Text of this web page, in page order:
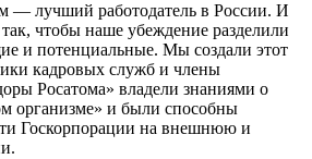
— лучший работодатель в России. И
чтобы наше убеждение разделили
и потенциальные. Мы создали этот
кадровых служб и члены
Росатома» владели знаниями о
организме» и были способны
Госкорпорации на внешнюю и